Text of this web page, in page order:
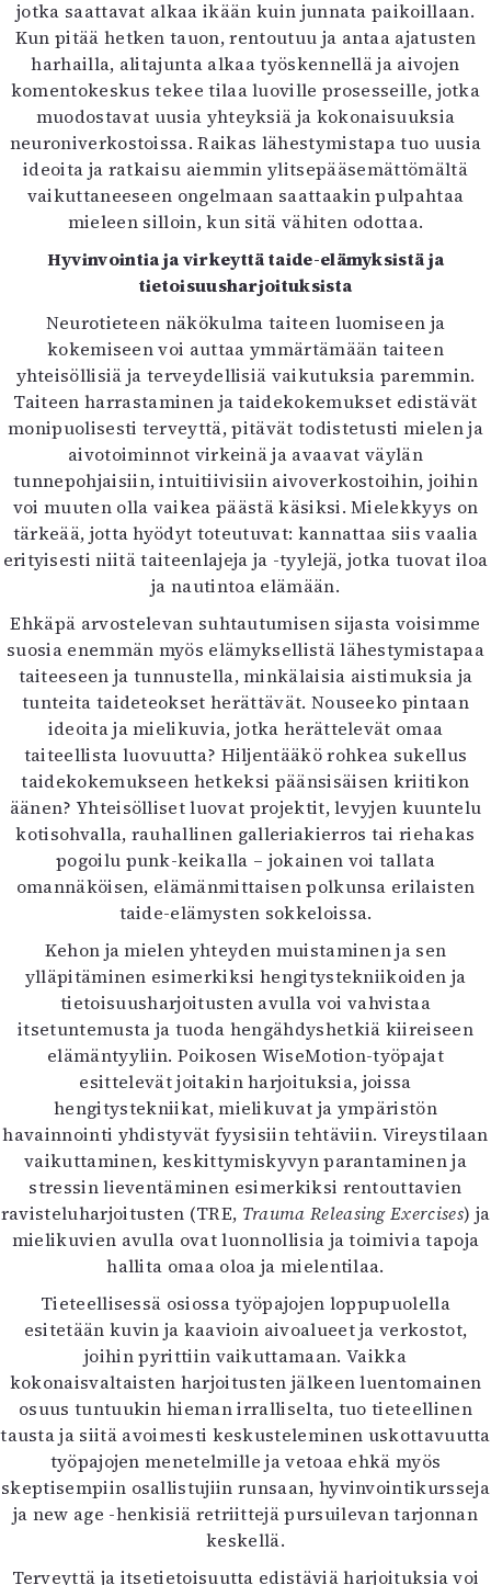
jotka saattavat alkaa ikään kuin junnata paikoillaan.
Kun pitää hetken tauon, rentoutuu ja antaa ajatusten
harhailla, alitajunta alkaa työskennellä ja aivojen
komentokeskus tekee tilaa luoville prosesseille, jotka
muodostavat uusia yhteyksiä ja kokonaisuuksia
neuroniverkostoissa. Raikas lähestymistapa tuo uusia
ideoita ja ratkaisu aiemmin ylitsepääsemättömältä
vaikuttaneeseen ongelmaan saattaakin pulpahtaa
mieleen silloin, kun sitä vähiten odottaa.
Hyvinvointia ja virkeyttä taide-elämyksistä ja
tietoisuusharjoituksista
Neurotieteen näkökulma taiteen luomiseen ja
kokemiseen voi auttaa ymmärtämään taiteen
yhteisöllisiä ja terveydellisiä vaikutuksia paremmin.
Taiteen harrastaminen ja taidekokemukset edistävät
monipuolisesti terveyttä, pitävät todistetusti mielen ja
aivotoiminnot virkeinä ja avaavat väylän
tunnepohjaisiin, intuitiivisiin aivoverkostoihin, joihin
voi muuten olla vaikea päästä käsiksi. Mielekkyys on
tärkeää, jotta hyödyt toteutuvat: kannattaa siis vaalia
erityisesti niitä taiteenlajeja ja -tyylejä, jotka tuovat iloa
ja nautintoa elämään.
Ehkäpä arvostelevan suhtautumisen sijasta voisimme
suosia enemmän myös elämyksellistä lähestymistapaa
taiteeseen ja tunnustella, minkälaisia aistimuksia ja
tunteita taideteokset herättävät. Nouseeko pintaan
ideoita ja mielikuvia, jotka herättelevät omaa
taiteellista luovuutta? Hiljentääkö rohkea sukellus
taidekokemukseen hetkeksi päänsisäisen kriitikon
äänen? Yhteisölliset luovat projektit, levyjen kuuntelu
kotisohvalla, rauhallinen galleriakierros tai riehakas
pogoilu punk-keikalla – jokainen voi tallata
omannäköisen, elämänmittaisen polkunsa erilaisten
taide-elämysten sokkeloissa.
Kehon ja mielen yhteyden muistaminen ja sen
ylläpitäminen esimerkiksi hengitystekniikoiden ja
tietoisuusharjoitusten avulla voi vahvistaa
itsetuntemusta ja tuoda hengähdyshetkiä kiireiseen
elämäntyyliin. Poikosen WiseMotion-työpajat
esittelevät joitakin harjoituksia, joissa
hengitystekniikat, mielikuvat ja ympäristön
havainnointi yhdistyvät fyysisiin tehtäviin. Vireystilaan
vaikuttaminen, keskittymiskyvyn parantaminen ja
stressin lieventäminen esimerkiksi rentouttavien
ravisteluharjoitusten (TRE, Trauma Releasing Exercises) ja
mielikuvien avulla ovat luonnollisia ja toimivia tapoja
hallita omaa oloa ja mielentilaa.
Tieteellisessä osiossa työpajojen loppupuolella
esitetään kuvin ja kaavioin aivoalueet ja verkostot,
joihin pyrittiin vaikuttamaan. Vaikka
kokonaisvaltaisten harjoitusten jälkeen luentomainen
osuus tuntuukin hieman irralliselta, tuo tieteellinen
tausta ja siitä avoimesti keskusteleminen uskottavuutta
työpajojen menetelmille ja vetoaa ehkä myös
skeptisempiin osallistujiin runsaan, hyvinvointikursseja
ja new age -henkisiä retriittejä pursuilevan tarjonnan
keskellä.
Terveyttä ja itsetietoisuutta edistäviä harjoituksia voi